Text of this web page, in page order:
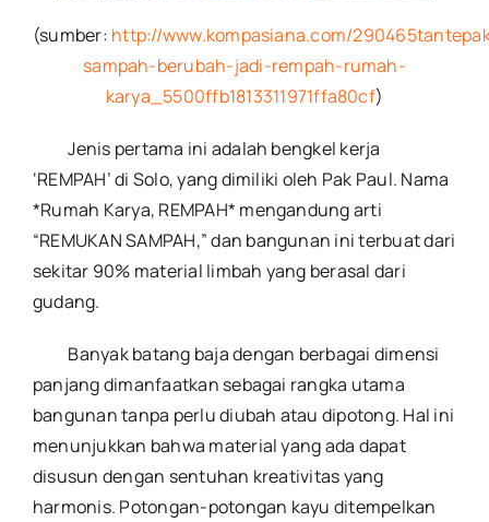
(sumber: http://www.kompasiana.com/
sampah-berubah-jadi-rempah-rumah-
karya_5500ffb1813311971ffa80cf)
Jenis pertama ini adalah bengkel kerja
‘REMPAH’ di Solo, yang dimiliki oleh Pak Paul. Nama
*Rumah Karya, REMPAH* mengandung arti
“REMUKAN SAMPAH,” dan bangunan ini terbuat dari
sekitar 90% material limbah yang berasal dari
gudang.
Banyak batang baja dengan berbagai dimensi
panjang dimanfaatkan sebagai rangka utama
bangunan tanpa perlu diubah atau dipotong. Hal ini
menunjukkan bahwa material yang ada dapat
disusun dengan sentuhan kreativitas yang
harmonis. Potongan-potongan kayu ditempelkan